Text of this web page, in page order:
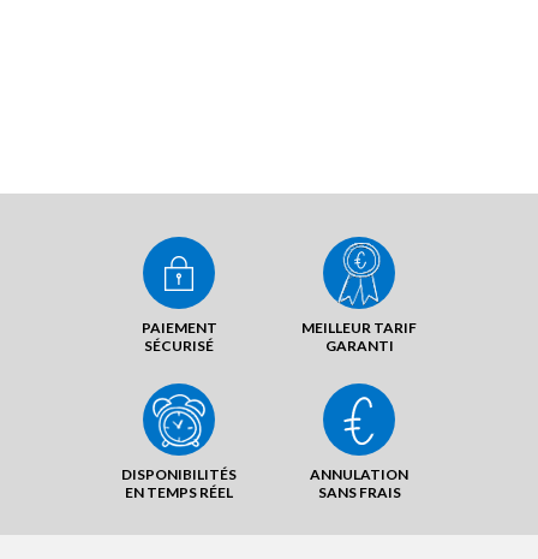
PAIEMENT
SÉCURISÉ
MEILLEUR TARIF
GARANTI
DISPONIBILITÉS
EN TEMPS RÉEL
ANNULATION
SANS FRAIS